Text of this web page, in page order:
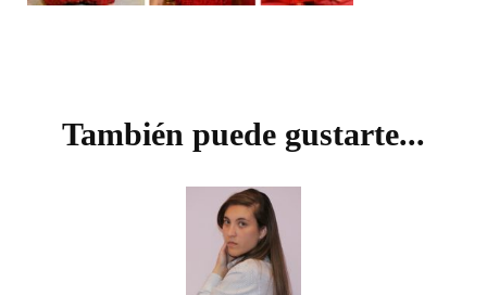
entradas
También puede gustarte...